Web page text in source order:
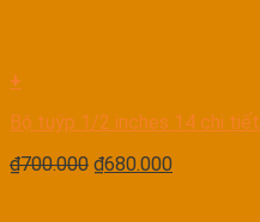
+
Bộ tuýp 1/2 inches 14 chi
₫700.000 ₫680.000